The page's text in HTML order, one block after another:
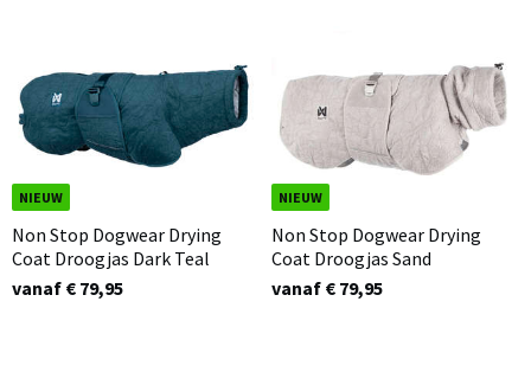
NIEUW
Non Stop Dogwear Drying
Coat Droogjas Dark Teal
vanaf € 79,95
NIEUW
Non Stop Dogwear Drying
Coat Droogjas Sand
vanaf € 79,95